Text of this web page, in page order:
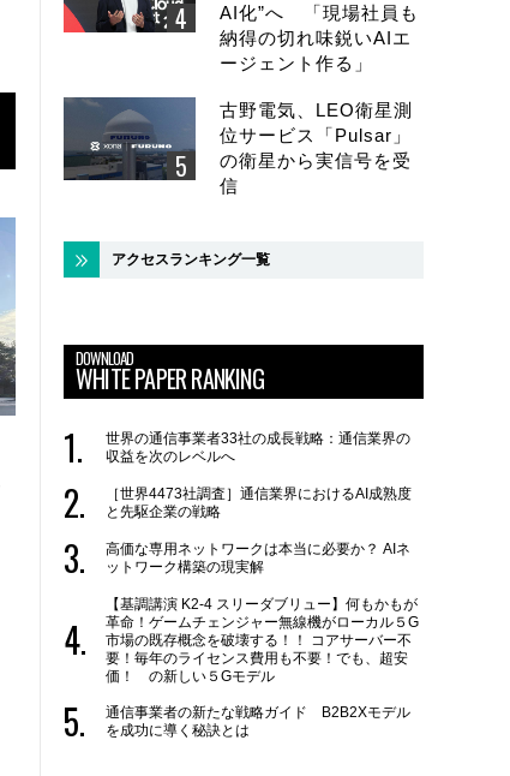
AI化”へ 「現場社員も
納得の切れ味鋭いAIエ
ージェント作る」
古野電気、LEO衛星測
位サービス「Pulsar」
の衛星から実信号を受
信
アクセスランキング一覧
DOWNLOAD
WHITE PAPER RANKING
世界の通信事業者33社の成長戦略：通信業界の
収益を次のレベルへ
［世界4473社調査］通信業界におけるAI成熟度
と先駆企業の戦略
高価な専用ネットワークは本当に必要か？ AIネ
ットワーク構築の現実解
【基調講演 K2-4 スリーダブリュー】何もかもが
革命！ゲームチェンジャー無線機がローカル５G
市場の既存概念を破壊する！！ コアサーバー不
要！毎年のライセンス費用も不要！でも、超安
価！ の新しい５Gモデル
通信事業者の新たな戦略ガイド B2B2Xモデル
を成功に導く秘訣とは